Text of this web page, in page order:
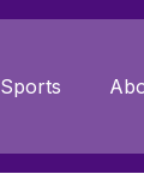
Sports